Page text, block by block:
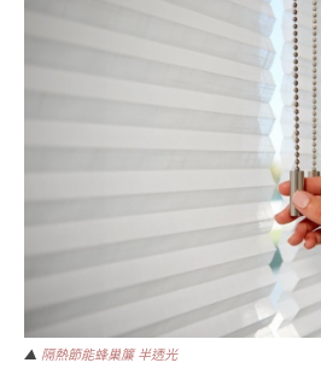
▲ 隔熱節能蜂巢簾 半透光